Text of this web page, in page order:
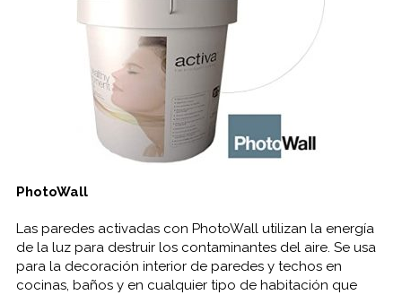
PhotoWall
Las paredes activadas con PhotoWall utilizan la energía
de la luz para destruir los contaminantes del aire. Se usa
para la decoración interior de paredes y techos en
cocinas, baños y en cualquier tipo de habitación que